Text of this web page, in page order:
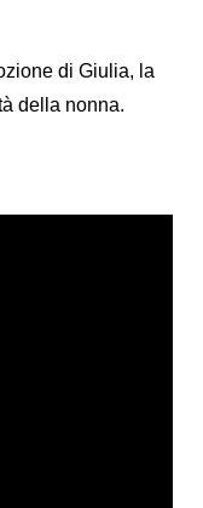
di Giulia, la
della nonna.